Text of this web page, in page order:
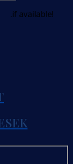
.if available!